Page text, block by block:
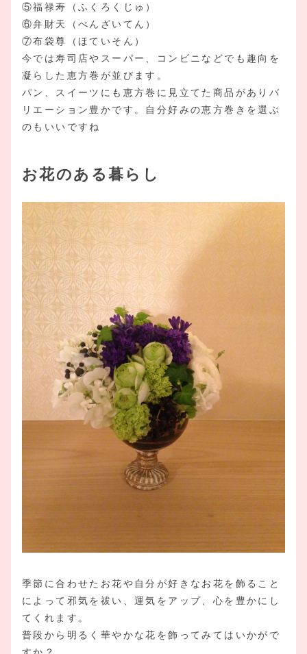
⑤福禄寿（ふくろくじゅ）
⑥弁財天（べんざいてん）
⑦布袋尊（ほていそん）
今では寿司店やスーパー、コンビニなどでも趣向を
凝らした恵方巻が並びます。
パン、スイーツにも恵方巻に見立てた商品がありバ
リエーション豊かです。自分好みの恵方巻きを選ぶ
のもいいですね
お花のある暮らし
季節に合わせたお花や自分が好きなお花を飾ること
によって邪気を祓い、運気をアップ、心を豊かにし
てくれます。
普段から明るく華やかな花を飾ってみてはいかがで
すか？